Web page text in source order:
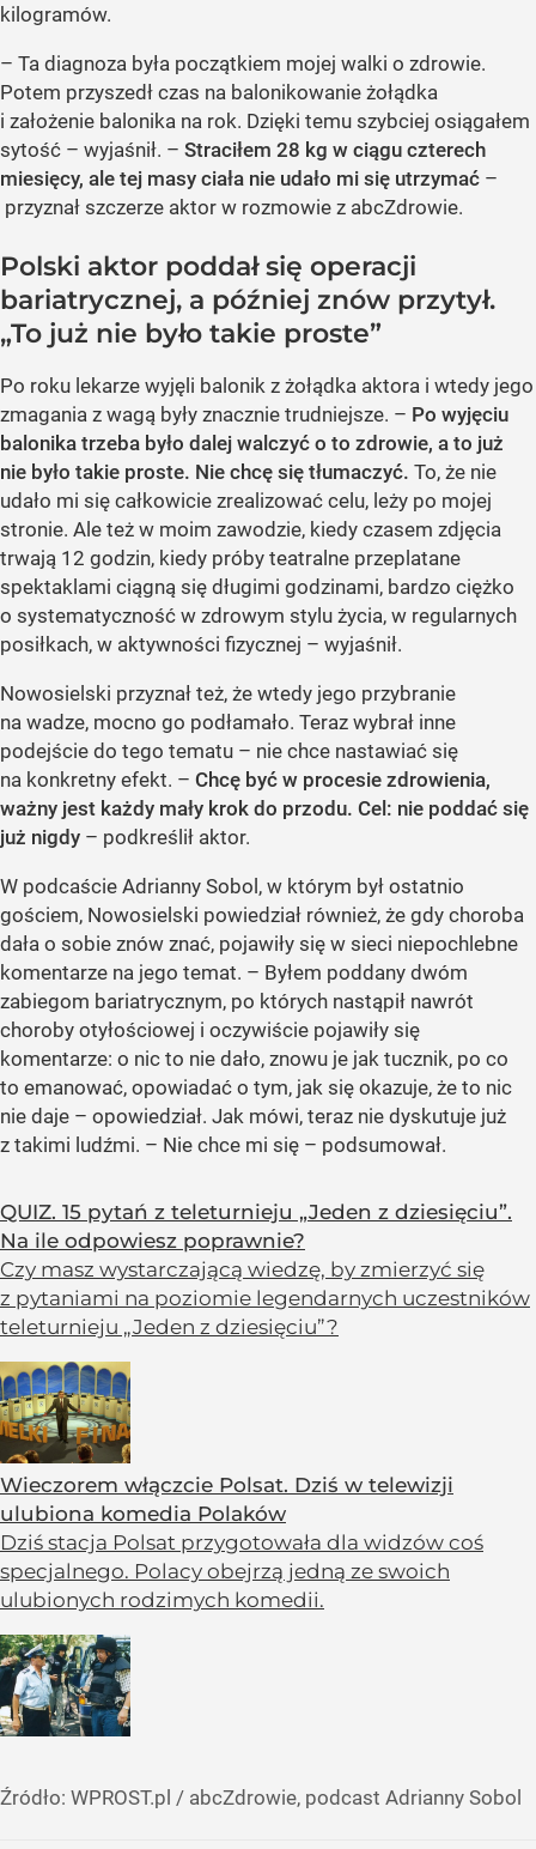
kilogramów.
– Ta diagnoza była początkiem mojej walki o zdrowie.
Potem przyszedł czas na balonikowanie żołądka
i założenie balonika na rok. Dzięki temu szybciej osiągałem
sytość – wyjaśnił. – Straciłem 28 kg w ciągu czterech
miesięcy, ale tej masy ciała nie udało mi się utrzymać –
przyznał szczerze aktor w rozmowie z abcZdrowie.
Polski aktor poddał się operacji
bariatrycznej, a później znów przytył.
„To już nie było takie proste”
Po roku lekarze wyjęli balonik z żołądka aktora i wtedy jego
zmagania z wagą były znacznie trudniejsze. – Po wyjęciu
balonika trzeba było dalej walczyć o to zdrowie, a to już
nie było takie proste. Nie chcę się tłumaczyć. To, że nie
udało mi się całkowicie zrealizować celu, leży po mojej
stronie. Ale też w moim zawodzie, kiedy czasem zdjęcia
trwają 12 godzin, kiedy próby teatralne przeplatane
spektaklami ciągną się długimi godzinami, bardzo ciężko
o systematyczność w zdrowym stylu życia, w regularnych
posiłkach, w aktywności fizycznej – wyjaśnił.
Nowosielski przyznał też, że wtedy jego przybranie
na wadze, mocno go podłamało. Teraz wybrał inne
podejście do tego tematu – nie chce nastawiać się
na konkretny efekt. – Chcę być w procesie zdrowienia,
ważny jest każdy mały krok do przodu. Cel: nie poddać się
już nigdy – podkreślił aktor.
W podcaście Adrianny Sobol, w którym był ostatnio
gościem, Nowosielski powiedział również, że gdy choroba
dała o sobie znów znać, pojawiły się w sieci niepochlebne
komentarze na jego temat. – Byłem poddany dwóm
zabiegom bariatrycznym, po których nastąpił nawrót
choroby otyłościowej i oczywiście pojawiły się
komentarze: o nic to nie dało, znowu je jak tucznik, po co
to emanować, opowiadać o tym, jak się okazuje, że to nic
nie daje – opowiedział. Jak mówi, teraz nie dyskutuje już
z takimi ludźmi. – Nie chce mi się – podsumował.
QUIZ. 15 pytań z teleturnieju „Jeden z dziesięciu”.
Na ile odpowiesz poprawnie?
Czy masz wystarczającą wiedzę, by zmierzyć się
z pytaniami na poziomie legendarnych uczestników
teleturnieju „Jeden z dziesięciu”?
Wieczorem włączcie Polsat. Dziś w telewizji
ulubiona komedia Polaków
Dziś stacja Polsat przygotowała dla widzów coś
specjalnego. Polacy obejrzą jedną ze swoich
ulubionych rodzimych komedii.
Źródło: WPROST.pl / abcZdrowie, podcast Adrianny Sobol